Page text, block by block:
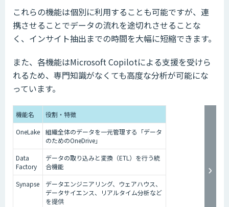
これらの機能は個別に利用することも可能ですが、連
携させることでデータの流れを途切れさせることな
く、インサイト抽出までの時間を大幅に短縮できます。
また、各機能はMicrosoft Copilotによる支援を受けら
れるため、専門知識がなくても高度な分析が可能にな
っています。
機能名
役割・特徴
OneLake
組織全体のデータを一元管理する「データ
のためのOneDrive」
Data
Factory
データの取り込みと変換（ETL）を行う統
合機能
Synapse
データエンジニアリング、ウェアハウス、
データサイエンス、リアルタイム分析など
を提供